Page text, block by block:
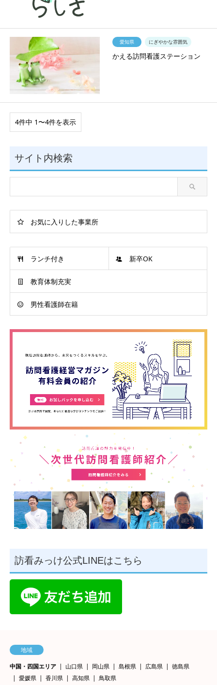
愛知県 にぎやかな雰囲気
かえる訪問看護ステーション
4件中 1〜4件を表示
サイト内検索
お気に入りした事業所
ランチ付き 新卒OK
教育体制充実
男性看護師在籍
訪看みっけ公式LINEはこちら
地域
中国・四国エリア
山口県 岡山県 島根県 広島県
徳島県
愛媛県
香川県 高知県
鳥取県